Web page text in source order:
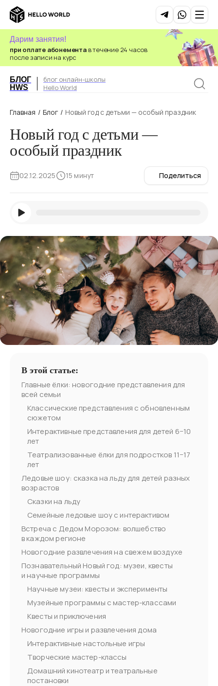
при оплате абонементав течение 24 часов
после записи на курс
Дарим занятия!
БЛОГ
HWS
блог онлайн-школы
Hello World
Главная / Блог / Новый год с детьми — особый праздник
Новый год с детьми —
особый праздник
02.12.2025 15 минут Поделиться
В этой статье:
Главные ёлки: новогодние представления для
всей семьи
Классические представления с обновленным
сюжетом
Интерактивные представления для детей 6−10
лет
Театрализованные ёлки для подростков 11−17
лет
Ледовые шоу: сказка на льду для детей разных
возрастов
Сказки на льду
Семейные ледовые шоу с интерактивом
Встреча с Дедом Морозом: волшебство
в каждом регионе
Новогодние развлечения на свежем воздухе
Познавательный Новый год: музеи, квесты
и научные программы
Научные музеи: квесты и эксперименты
Музейные программы с мастер-классами
Квесты и приключения
Новогодние игры и развлечения дома
Интерактивные настольные игры
Творческие мастер-классы
Домашний кинотеатр и театральные
постановки